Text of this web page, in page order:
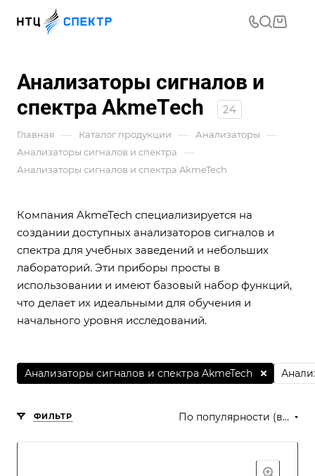
Анализаторы сигналов и
спектра AkmeTech
24
Главная — Каталог продукции — Анализаторы —
Анализаторы сигналов и спектра —
Анализаторы сигналов и спектра AkmeTech
Компания AkmeTech специализируется на
создании доступных анализаторов сигналов и
спектра для учебных заведений и небольших
лабораторий. Эти приборы просты в
использовании и имеют базовый набор функций,
что делает их идеальными для обучения и
начального уровня исследований.
Анализаторы сигналов и спектра AkmeTech
ФИЛЬТР По популярности (возрастание)